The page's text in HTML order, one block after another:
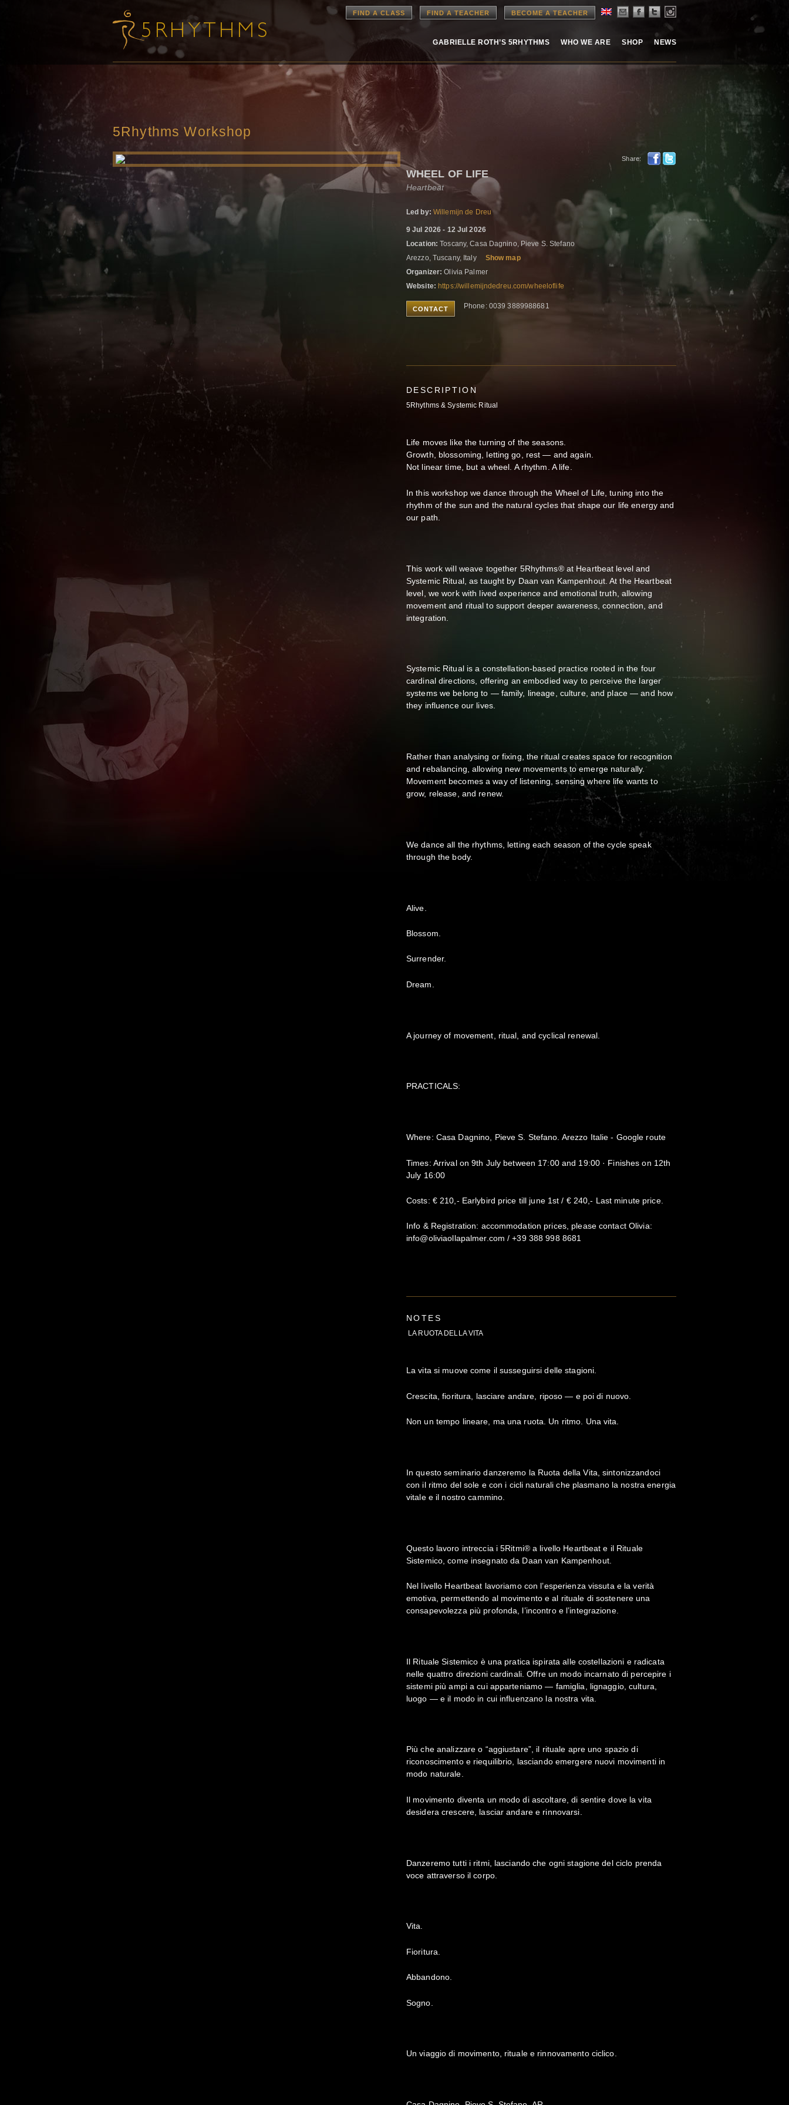
FIND A CLASS FIND A TEACHER BECOME A TEACHER
GABRIELLE ROTH’S 5RHYTHMS WHO WE ARE SHOP NEWS
5Rhythms Workshop
Share:
WHEEL OF LIFE
Heartbeat
Led by: Willemijn de Dreu
9 Jul 2026 - 12 Jul 2026
Location: Toscany, Casa Dagnino, Pieve S. Stefano
Arezzo, Tuscany, Italy
Show map
Organizer: Olivia Palmer
Website: https://willemijndedreu.com/wheeloflife
CONTACT Phone: 0039 3889988681
DESCRIPTION
5Rhythms & Systemic Ritual
Life moves like the turning of the seasons.
Growth, blossoming, letting go, rest — and again.
Not linear time, but a wheel. A rhythm. A life.
In this workshop we dance through the Wheel of Life, tuning into the
rhythm of the sun and the natural cycles that shape our life energy and
our path.
This work will weave together 5Rhythms® at Heartbeat level and
Systemic Ritual, as taught by Daan van Kampenhout. At the Heartbeat
level, we work with lived experience and emotional truth, allowing
movement and ritual to support deeper awareness, connection, and
integration.
Systemic Ritual is a constellation-based practice rooted in the four
cardinal directions, offering an embodied way to perceive the larger
systems we belong to — family, lineage, culture, and place — and how
they influence our lives.
Rather than analysing or fixing, the ritual creates space for recognition
and rebalancing, allowing new movements to emerge naturally.
Movement becomes a way of listening, sensing where life wants to
grow, release, and renew.
We dance all the rhythms, letting each season of the cycle speak
through the body.
Alive.
Blossom.
Surrender.
Dream.
A journey of movement, ritual, and cyclical renewal.
PRACTICALS:
Where: Casa Dagnino, Pieve S. Stefano. Arezzo Italie - Google route
Times: Arrival on 9th July between 17:00 and 19:00 · Finishes on 12th
July 16:00
Costs: € 210,- Earlybird price till june 1st / € 240,- Last minute price.
Info & Registration: accommodation prices, please contact Olivia:
info@oliviaollapalmer.com / +39 388 998 8681
NOTES
LA RUOTA DELLA VITA
La vita si muove come il susseguirsi delle stagioni.
Crescita, fioritura, lasciare andare, riposo — e poi di nuovo.
Non un tempo lineare, ma una ruota. Un ritmo. Una vita.
In questo seminario danzeremo la Ruota della Vita, sintonizzandoci
con il ritmo del sole e con i cicli naturali che plasmano la nostra energia
vitale e il nostro cammino.
Questo lavoro intreccia i 5Ritmi® a livello Heartbeat e il Rituale
Sistemico, come insegnato da Daan van Kampenhout.
Nel livello Heartbeat lavoriamo con l’esperienza vissuta e la verità
emotiva, permettendo al movimento e al rituale di sostenere una
consapevolezza più profonda, l’incontro e l’integrazione.
Il Rituale Sistemico è una pratica ispirata alle costellazioni e radicata
nelle quattro direzioni cardinali. Offre un modo incarnato di percepire i
sistemi più ampi a cui apparteniamo — famiglia, lignaggio, cultura,
luogo — e il modo in cui influenzano la nostra vita.
Più che analizzare o “aggiustare”, il rituale apre uno spazio di
riconoscimento e riequilibrio, lasciando emergere nuovi movimenti in
modo naturale.
Il movimento diventa un modo di ascoltare, di sentire dove la vita
desidera crescere, lasciar andare e rinnovarsi.
Danzeremo tutti i ritmi, lasciando che ogni stagione del ciclo prenda
voce attraverso il corpo.
Vita.
Fioritura.
Abbandono.
Sogno.
Un viaggio di movimento, rituale e rinnovamento ciclico.